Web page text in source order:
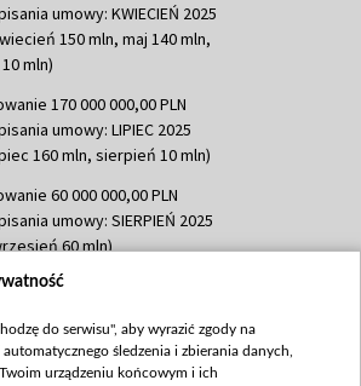
umowy: KWIECIEŃ 2025
150 mln, maj 140 mln,
mln)
170 000 000,00 PLN
umowy: LIPIEC 2025
160 mln, sierpień 10 mln)
60 000 000,00 PLN
umowy: SIERPIEŃ 2025
60 mln)
635 783 051,21 PLN
100 mln, październik 350
265 mln)
do serwisu", aby wyrazić zgody na
śledzenia i zbierania danych,
urządzeniu końcowym i ich